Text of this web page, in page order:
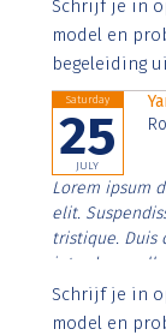
imperdiet.
Schrijf je in
model en
begeleiding
Saturday
25
JULY
Lorem ipsum
elit.
tristique. Duis
interdum
Aenean
imperdiet.
Schrijf je in
model en